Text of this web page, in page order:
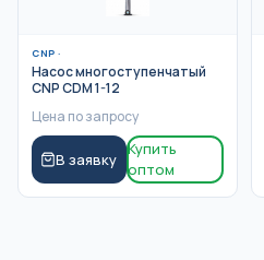
CNP ·
Насос многоступенчатый
CNP CDM 1-12
Цена по запросу
В заявку
Купить
оптом